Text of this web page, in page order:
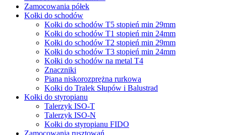
Zamocowania półek
Kołki do schodów
Kołki do schodów T5 stopień min 29mm
Kołki do schodów T1 stopień min 24mm
Kołki do schodów T2 stopień min 29mm
Kołki do schodów T3 stopień min 24mm
Kołki do schodów na metal T4
Znaczniki
Piana niskorozprężna rurkowa
Kołki do Tralek Słupów i Balustrad
Kołki do styropianu
Talerzyk ISO-T
Talerzyk ISO-N
Kołki do styropianu FIDO
Zamocowania rusztowań